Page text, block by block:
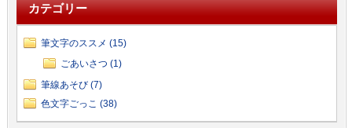
カテゴリー
筆文字のススメ (15)
ごあいさつ (1)
筆線あそび (7)
色文字ごっこ (38)